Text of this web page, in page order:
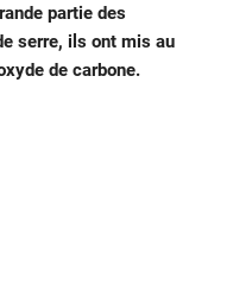
partie des
serre, ils ont mis au
de carbone.